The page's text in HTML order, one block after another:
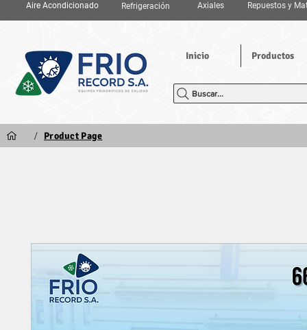
Aire Acondicionado Refrigeración Axiales Repuestos y
Inicio Productos
Buscar...
/ Product Page